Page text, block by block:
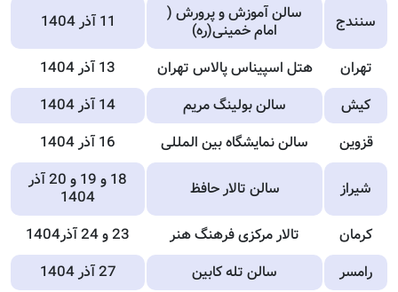
سنندج
سالن آموزش و پرورش (
امام خمینی(ره)
11 آذر 1404
تهران هتل اسپیناس پالاس تهران
13 آذر 1404
کیش
سالن بولینگ مریم
14 آذر 1404
قزوین
سالن نمایشگاه بین المللی 16 آذر 1404
شیراز سالن تالار حافظ
18 و 19 و 20 آذر
1404
کرمان
تالار مرکزی فرهنگ هنر
23 و 24 آذر1404
رامسر
سالن تله کابین 27 آذر 1404